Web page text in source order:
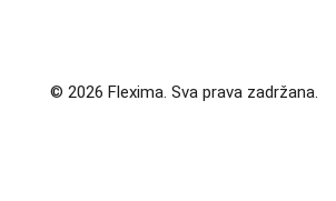
© 2026 Flexima. Sva prava zadržana.